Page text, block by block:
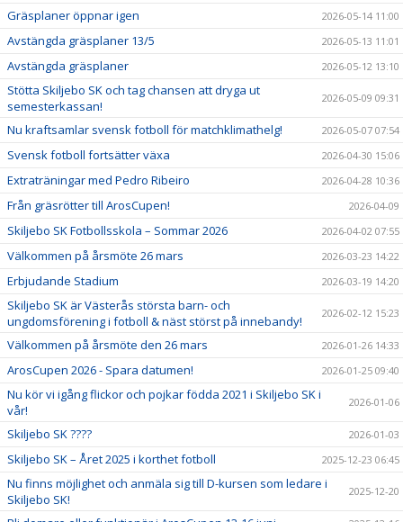
Gräsplaner öppnar igen 2026-05-14 11:00
Avstängda gräsplaner 13/5 2026-05-13 11:01
Avstängda gräsplaner 2026-05-12 13:10
Stötta Skiljebo SK och tag chansen att dryga ut
semesterkassan!
2026-05-09 09:31
Nu kraftsamlar svensk fotboll för matchklimathelg! 2026-05-07 07:54
Svensk fotboll fortsätter växa 2026-04-30 15:06
Extraträningar med Pedro Ribeiro 2026-04-28 10:36
Från gräsrötter till ArosCupen! 2026-04-09
Skiljebo SK Fotbollsskola – Sommar 2026 2026-04-02 07:55
Välkommen på årsmöte 26 mars 2026-03-23 14:22
Erbjudande Stadium 2026-03-19 14:20
Skiljebo SK är Västerås största barn- och
ungdomsförening i fotboll & näst störst på innebandy!
2026-02-12 15:23
Välkommen på årsmöte den 26 mars 2026-01-26 14:33
ArosCupen 2026 - Spara datumen! 2026-01-25 09:40
Nu kör vi igång flickor och pojkar födda 2021 i Skiljebo SK i
vår!
2026-01-06
Skiljebo SK ???? 2026-01-03
Skiljebo SK – Året 2025 i korthet fotboll 2025-12-23 06:45
Nu finns möjlighet och anmäla sig till D-kursen som ledare i
Skiljebo SK!
2025-12-20